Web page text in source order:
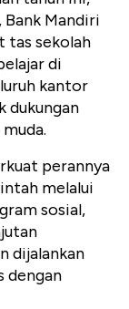
Mandiri
tas sekolah
di
kantor
dukungan
perannya
melalui
sosial,
dijalankan
dengan